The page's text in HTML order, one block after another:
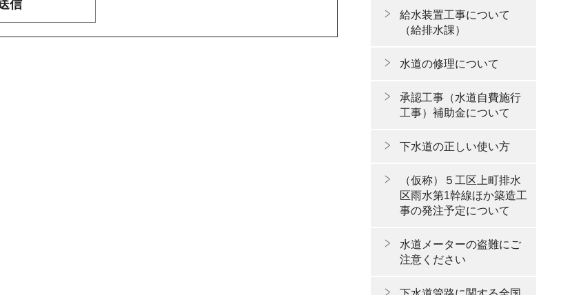
給水装置工事について
（給排水課）
水道の修理について
承認工事（水道自費施行
工事）補助金について
下水道の正しい使い方
（仮称）５工区上町排水
区雨水第1幹線ほか築造工
事の発注予定について
水道メーターの盗難にご
注意ください